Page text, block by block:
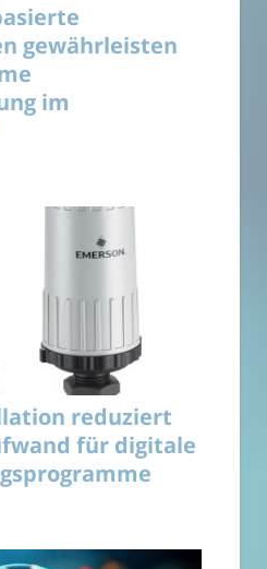
gewährleisten
im
reduziert
für digitale